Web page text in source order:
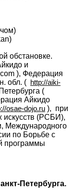
обстановке.
и
), Федерация
обл. ( http://aiki-
Айкидо
osae-dojo.ru ),  при
искусств (РСБИ),
Международного
по Борьбе с
программы
Петербурга.